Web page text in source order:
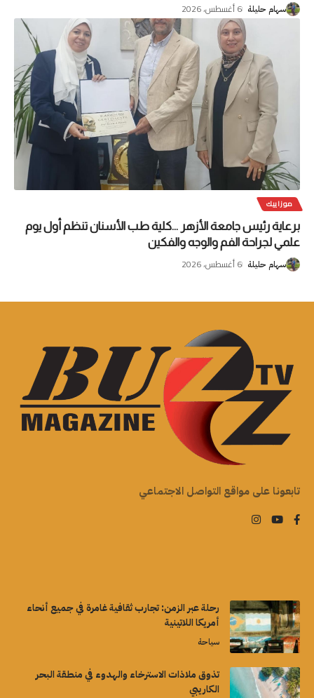
سهام حليلة 6 أغسطس، 2026
موزاييك
برعاية رئيس جامعة الأزهر …كلية طب الأسنان تنظم أول يوم
علمي لجراحة الفم والوجه والفكين
سهام حليلة 6 أغسطس، 2026
تابعونا على مواقع التواصل الاجتماعي
رحلة عبر الزمن: تجارب ثقافية غامرة في جميع أنحاء
أمريكا اللاتينية
سياحة
تذوق ملاذات الاسترخاء والهدوء في منطقة البحر
الكاريبي